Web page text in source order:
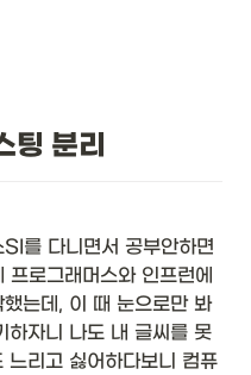
팅 분리
를 다니면서 공부안하면
로그래머스와 인프런에
는데, 이 때 눈으로만 봐
하자니 나도 내 글씨를 못
느리고 싫어하다보니 컴퓨